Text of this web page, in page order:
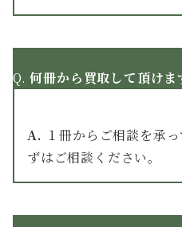
Q.何冊から買取して頂けま
A. １冊からご相談を承
ずはご相談ください。